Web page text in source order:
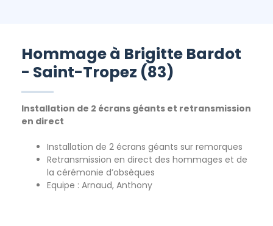
Hommage à Brigitte Bardot
- Saint-Tropez (83)
Installation de 2 écrans géants et retransmission
en direct
Installation de 2 écrans géants sur remorques
Retransmission en direct des hommages et de
la cérémonie d’obsèques
Equipe : Arnaud, Anthony